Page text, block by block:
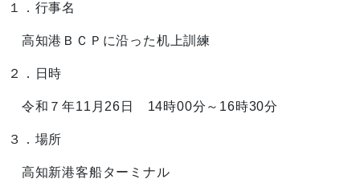
１．行事名
高知港ＢＣＰに沿った机上訓練
２．日時
令和７年11月26日 14時00分～16時30分
３．場所
高知新港客船ターミナル